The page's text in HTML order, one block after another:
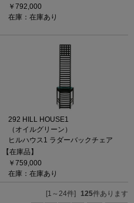
￥792,000
在庫：在庫あり
292 HILL HOUSE1
（オイルグリーン）
ヒルハウス1 ラダーバックチェア
【在庫品】
￥759,000
在庫：在庫あり
[1～24件] 125件あります